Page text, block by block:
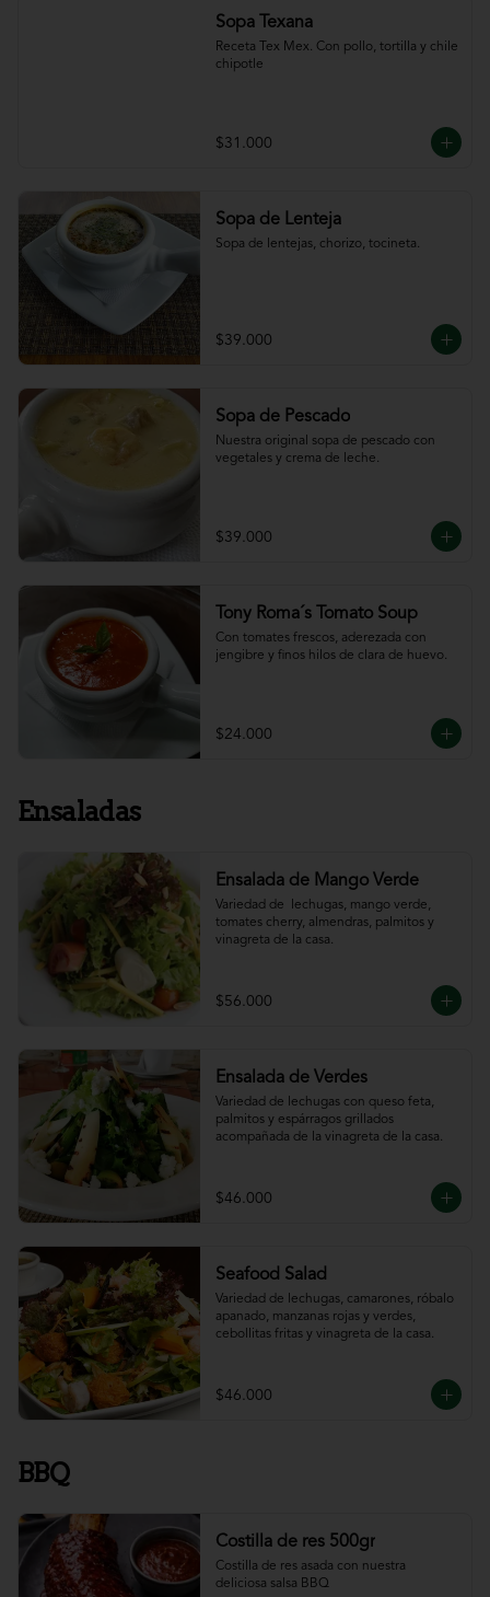
Sopa Texana
Receta Tex Mex. Con pollo, tortilla y chile
chipotle
$31.000
Sopa de Lenteja
Sopa de lentejas, chorizo, tocineta.
$39.000
Sopa de Pescado
Nuestra original sopa de pescado con
vegetales y crema de leche.
$39.000
Tony Roma´s Tomato Soup
Con tomates frescos, aderezada con
jengibre y finos hilos de clara de huevo.
$24.000
Ensaladas
Ensalada de Mango Verde
Variedad de  lechugas, mango verde,
tomates cherry, almendras, palmitos y
vinagreta de la casa.
$56.000
Ensalada de Verdes
Variedad de lechugas con queso feta,
palmitos y espárragos grillados
acompañada de la vinagreta de la casa.
$46.000
Seafood Salad
Variedad de lechugas, camarones, róbalo
apanado, manzanas rojas y verdes,
cebollitas fritas y vinagreta de la casa.
$46.000
BBQ
Costilla de res 500gr
Costilla de res asada con nuestra
deliciosa salsa BBQ